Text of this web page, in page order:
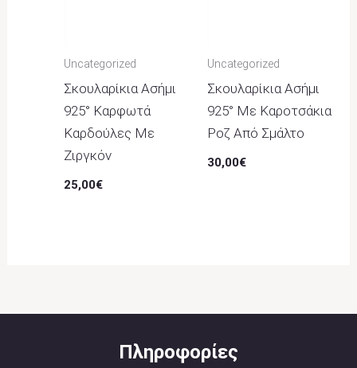
Uncategorized
Σκουλαρίκια Ασήμι
925° Καρφωτά
Καρδούλες Με
Ζιργκόν
25,00€
Uncategorized
Σκουλαρίκια Ασήμι
925° Με Καροτσάκια
Ροζ Από Σμάλτο
30,00€
Πληροφορίες